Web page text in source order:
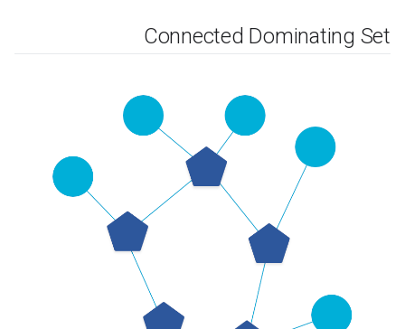
Connected Dominating Set